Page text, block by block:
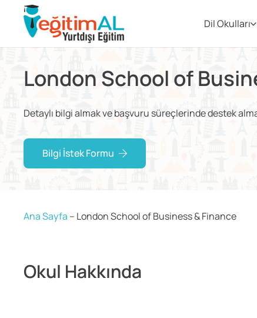
Dil Okulları
London School of
Detaylı bilgi almak ve başvuru süreçlerinde destek
Bilgi İstek Formu
Ana Sayfa – London School of Business & Finance
Okul Hakkında